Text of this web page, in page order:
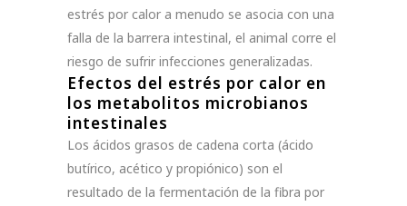
estrés por calor a menudo se asocia con una
falla de la barrera intestinal, el animal corre el
riesgo de sufrir infecciones generalizadas.
Efectos del estrés por calor en
los metabolitos microbianos
intestinales
Los ácidos grasos de cadena corta (ácido
butírico, acético y propiónico) son el
resultado de la fermentación de la fibra por